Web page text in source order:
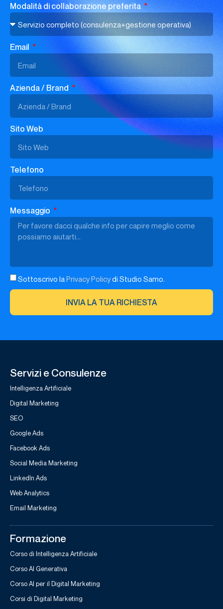
Modalità di collaborazione preferita
Email
Azienda / Brand
Sito Web
Telefono
Messaggio
Sottoscrivo laPrivacy Policydi Studio Samo.
INVIA LA TUA RICHIESTA
Servizi e Consulenze
Intelligenza Artificiale
Digital Marketing
SEO
Google Ads
Facebook Ads
Social Media Marketing
LinkedIn Ads
Web Analytics
Email Marketing
Formazione
Corso di Intelligenza Artificiale
Corso AI Generativa
Corso AI per il Digital Marketing
Corsi di Digital Marketing